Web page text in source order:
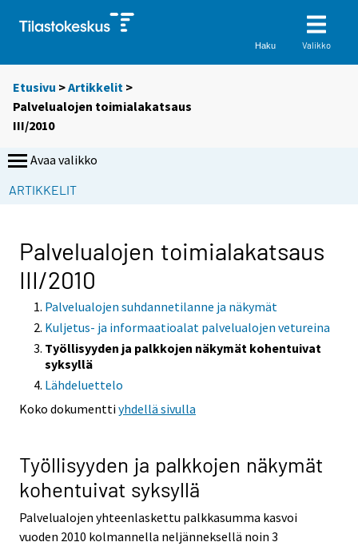
Haku Valikko
Etusivu >Artikkelit >
Palvelualojen toimialakatsaus
III/2010
Avaa valikko
ARTIKKELIT
Palvelualojen toimialakatsaus
III/2010
Palvelualojen suhdannetilanne ja näkymät
Kuljetus- ja informaatioalat palvelualojen vetureina
Työllisyyden ja palkkojen näkymät kohentuivat
syksyllä
Lähdeluettelo
Koko dokumenttiyhdellä sivulla
Työllisyyden ja palkkojen näkymät
kohentuivat syksyllä
Palvelualojen yhteenlaskettu palkkasumma kasvoi
vuoden 2010 kolmannella neljänneksellä noin 3